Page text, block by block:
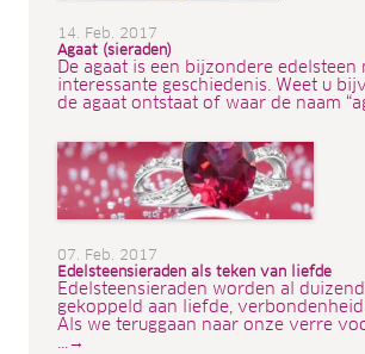
14. Feb. 2017
Agaat (sieraden)
De agaat is een bijzondere edelsteen
interessante geschiedenis. Weet u
de agaat ontstaat of waar de naam
07. Feb. 2017
Edelsteensieraden als teken van liefde
Edelsteensieraden worden al
gekoppeld aan liefde, verbondenheid
Als we teruggaan naar onze verre
...→